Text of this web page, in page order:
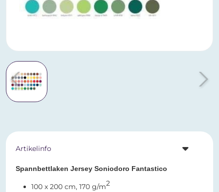
Artikelinfo
Spannbettlaken Jersey Soniodoro Fantastico
100 x 200 cm, 170 g/m2